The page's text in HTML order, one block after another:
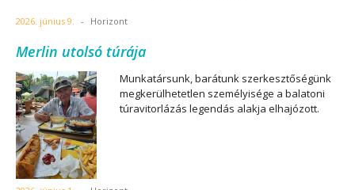
2026. június 9. - Horizont
Merlin utolsó túrája
Munkatársunk, barátunk szerkesztőségünk
megkerülhetetlen személyisége a balatoni
túravitorlázás legendás alakja elhajózott.